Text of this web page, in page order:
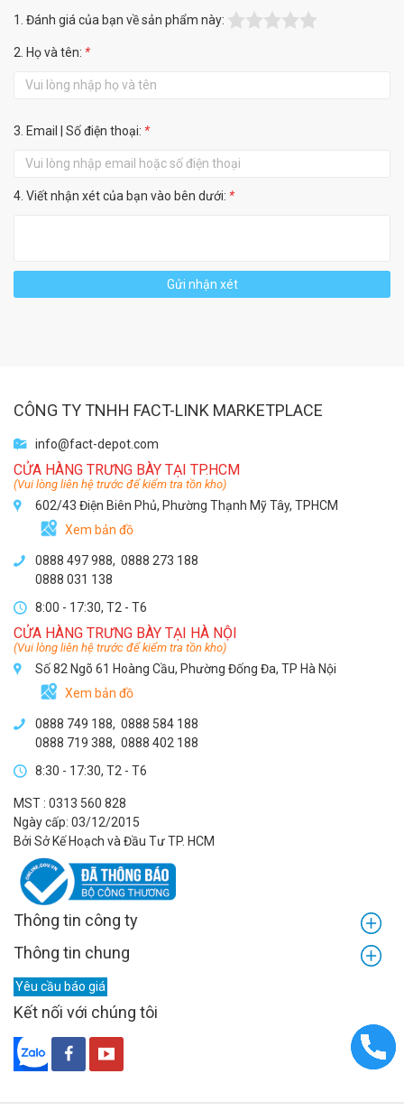
1. Đánh giá của bạn về sản phẩm này:
2. Họ và tên: *
3. Email | Số điện thoại: *
4. Viết nhận xét của bạn vào bên dưới: *
Gửi nhận xét
CÔNG TY TNHH FACT-LINK MARKETPLACE
info@fact-depot.com
CỬA HÀNG TRƯNG BÀY TẠI TP.HCM
(Vui lòng liên hệ trước để kiểm tra tồn kho)
602/43 Điện Biên Phủ, Phường Thạnh Mỹ Tây, TPHCM
Xem bản đồ
0888 497 988, 0888 273 188
0888 031 138
8:00 - 17:30, T2 - T6
CỬA HÀNG TRƯNG BÀY TẠI HÀ NỘI
(Vui lòng liên hệ trước để kiểm tra tồn kho)
Số 82 Ngõ 61 Hoàng Cầu, Phường Đống Đa, TP Hà Nội
Xem bản đồ
0888 749 188, 0888 584 188
0888 719 388, 0888 402 188
8:30 - 17:30, T2 - T6
MST : 0313 560 828
Ngày cấp: 03/12/2015
Bởi Sở Kế Hoạch và Đầu Tư TP. HCM
Thông tin công ty
Thông tin chung
Yêu cầu báo giá
Kết nối với chúng tôi